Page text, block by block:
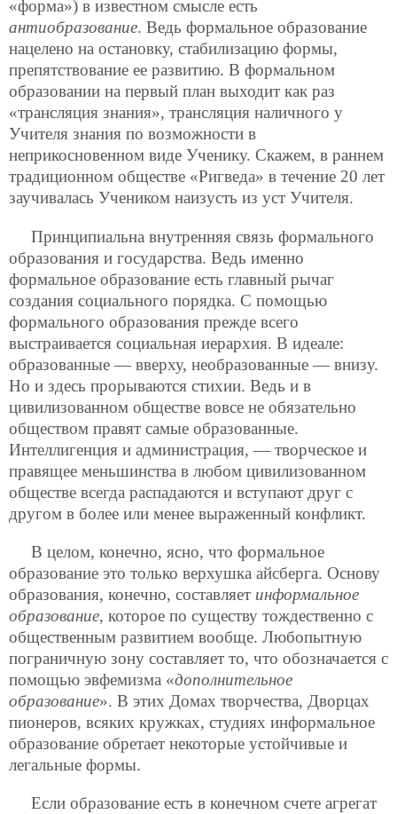
«форма») в известном смысле есть
антиобразование. Ведь формальное образование
нацелено на остановку, стабилизацию формы,
препятствование ее развитию. В формальном
образовании на первый план выходит как раз
«трансляция знания», трансляция наличного у
Учителя знания по возможности в
неприкосновенном виде Ученику. Скажем, в раннем
традиционном обществе «Ригведа» в течение 20 лет
заучивалась Учеником наизусть из уст Учителя.
Принципиальна внутренняя связь формального
образования и государства. Ведь именно
формальное образование есть главный рычаг
создания социального порядка. С помощью
формального образования прежде всего
выстраивается социальная иерархия. В идеале:
образованные — вверху, необразованные — внизу.
Но и здесь прорываются стихии. Ведь и в
цивилизованном обществе вовсе не обязательно
обществом правят самые образованные.
Интеллигенция и администрация, — творческое и
правящее меньшинства в любом цивилизованном
обществе всегда распадаются и вступают друг с
другом в более или менее выраженный конфликт.
В целом, конечно, ясно, что формальное
образование это только верхушка айсберга. Основу
образования, конечно, составляет информальное
образование, которое по существу тождественно с
общественным развитием вообще. Любопытную
пограничную зону составляет то, что обозначается с
помощью эвфемизма «дополнительное
образование». В этих Домах творчества, Дворцах
пионеров, всяких кружках, студиях информальное
образование обретает некоторые устойчивые и
легальные формы.
Если образование есть в конечном счете агрегат